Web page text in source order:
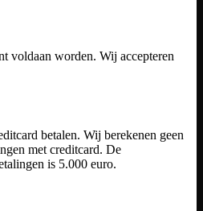
voldaan worden. Wij accepteren
betalen. Wij berekenen geen
met creditcard. De
is 5.000 euro.